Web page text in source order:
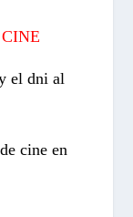
el dni al
cine en